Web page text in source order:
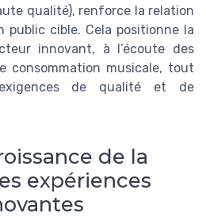
qualité), renforce la relation
public cible. Cela positionne la
innovant, à l’écoute des
consommation musicale, tout
de qualité et de
de la
expériences